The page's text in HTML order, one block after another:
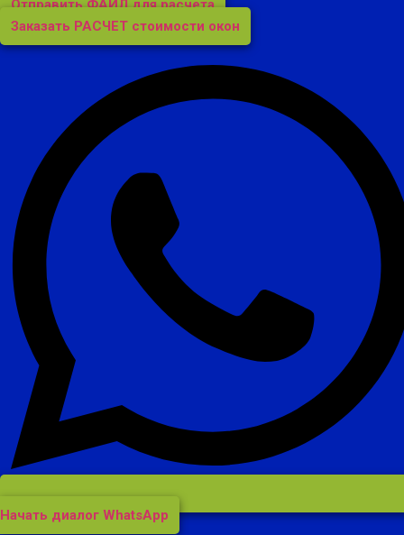
Отправить ФАЙЛ для расчета
Заказать РАСЧЕТ стоимости окон
Начать диалог WhatsApp